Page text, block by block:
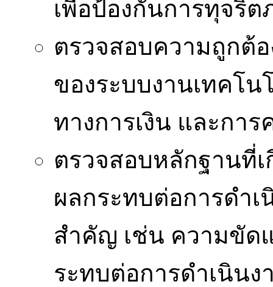
เพื่อป้องกันการทุจริต
ตรวจสอบความถูกต้
ของระบบงานเทคโน
ทางการเงิน และกา
ตรวจสอบหลักฐานที่
ผลกระทบต่อการดำ
สำคัญ เช่น ความขัด
ระทบต่อการดำเนิน